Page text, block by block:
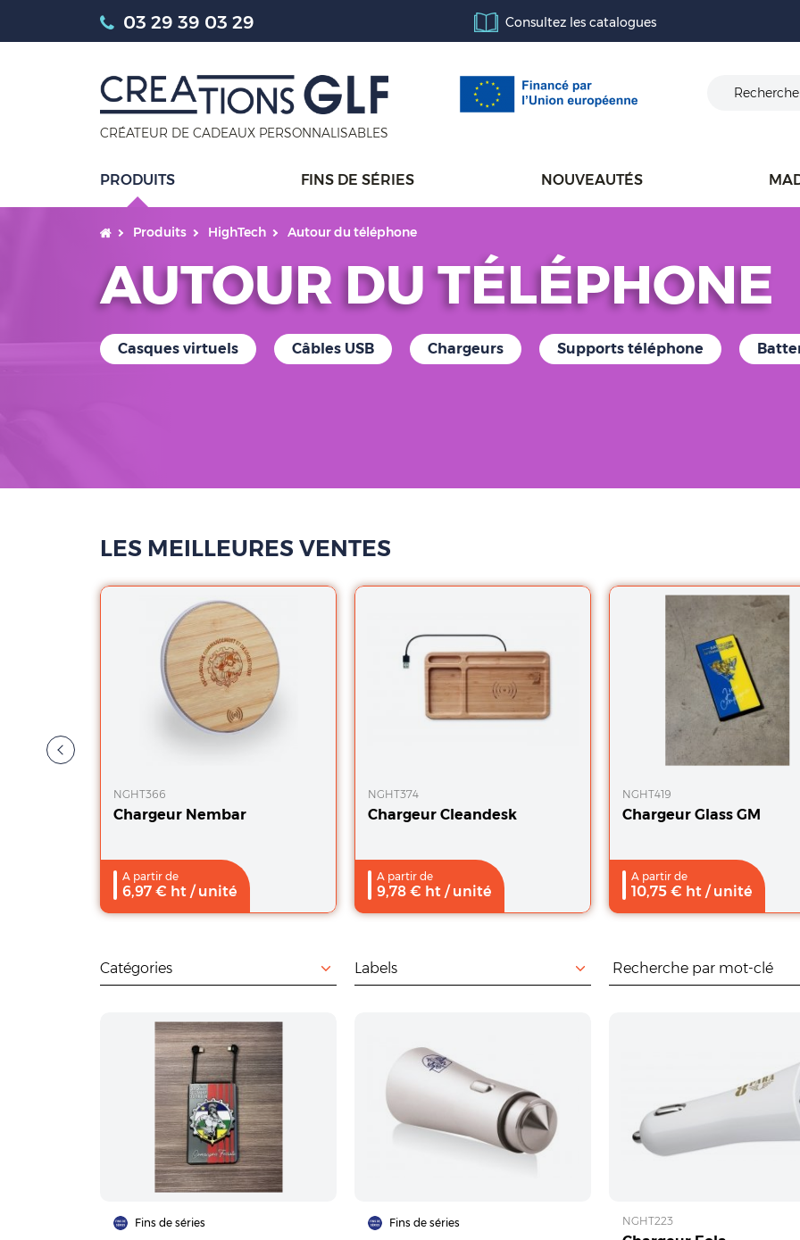
03 29 39 03 29 Consultez les catalogues
CRÉATEUR DE CADEAUX PERSONNALISABLES
PRODUITS FINS DE SÉRIES NOUVEAUTÉS
Produits HighTech Autour du téléphone
AUTOUR DU TÉLÉPHONE
Casques virtuels Câbles USB Chargeurs Supports téléphone
LES MEILLEURES VENTES
NGHT366
Chargeur Nembar
A partir de
6,97 € ht / unité
NGHT374
Chargeur Cleandesk
A partir de
9,78 € ht / unité
NGHT419
Chargeur Glass GM
A partir de
10,75 € ht / unité
Filtrer par Filtrer par Recherche :
Fins de séries
Fins de séries
NGHT223